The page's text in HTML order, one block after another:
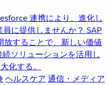
連携により、進化し
に提供しませんか？ SAP
放することで、新しい価値
続ソリューションを活用し
化する。
ヘルスケア 通信・メディア